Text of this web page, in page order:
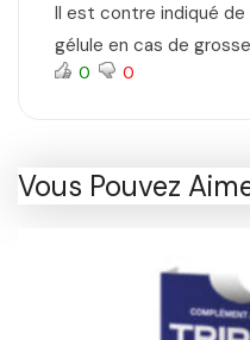
Il est contre indiqué de
gélule en cas de
0 0
Vous Pouvez